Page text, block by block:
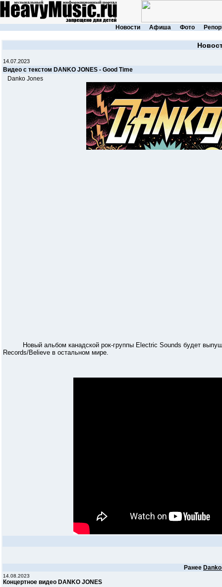
Новости Афиша Фото
14.07.2023
Видео с текстом DANKO JONES - Good Time
Danko Jones
Новый альбом канадской рок-группы Electric Sounds будет
Records/Believe в остальном мире.
Ранее
14.08.2023
Концертное видео DANKO JONES